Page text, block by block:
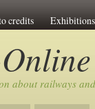
credits Exhibitions
about railways